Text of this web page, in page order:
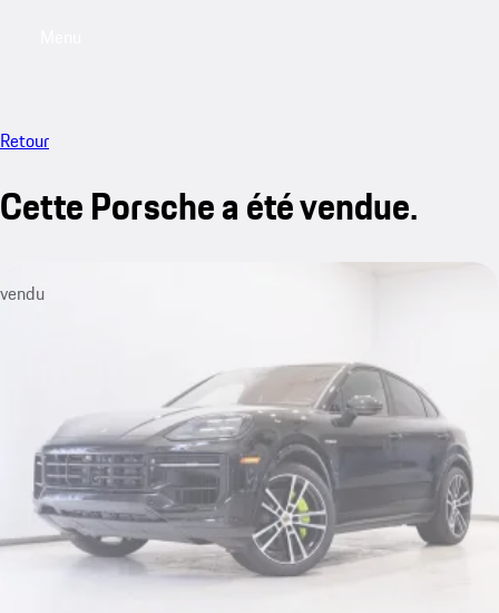
Retour
Cette Porsche a été vendue.
vendu